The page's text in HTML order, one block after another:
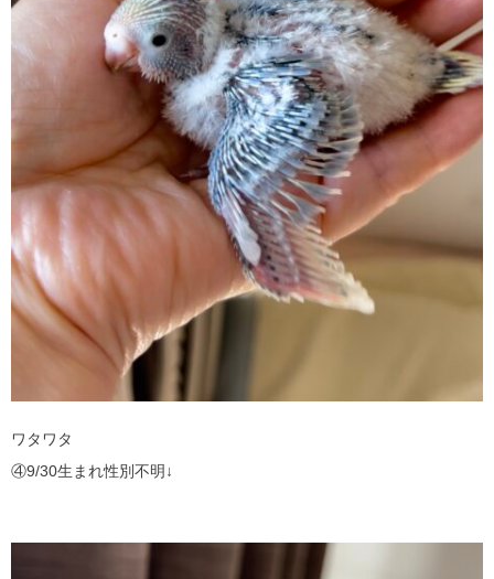
ワタワタ
④9/30生まれ性別不明↓